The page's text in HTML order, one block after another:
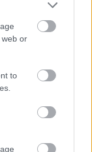
web or
to
közös
ebben az
merülnek